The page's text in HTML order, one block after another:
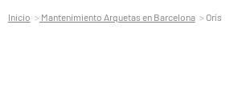
Inicio Mantenimiento Arquetas en Barcelona Orís